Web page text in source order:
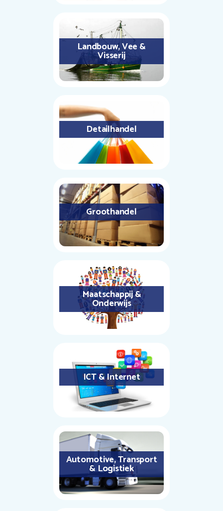
Landbouw, Vee &
Visserij
Detailhandel
Groothandel
Maatschappij &
Onderwijs
ICT & Internet
Automotive, Transport
& Logistiek